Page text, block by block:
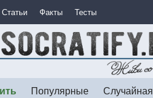
Статьи Факты Тесты
Популярные